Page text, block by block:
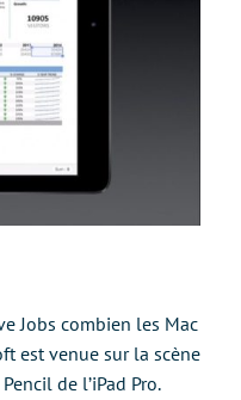
Jobs combien les Mac
est venue sur la scène
de l’iPad Pro.